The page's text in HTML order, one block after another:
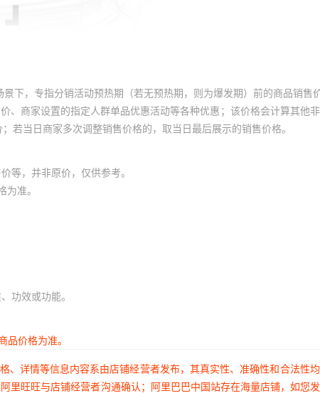
下，专指分销活动预热期（若无预热期，则为爆发期）前的商品销售
、商家设置的指定人群单品优惠活动等各种优惠；该价格会计算其他
当日商家多次调整销售价格的，取当日最后展示的销售价格。
等，并非原价，仅供参考。
准。
功效或功能。
价格为准。
详情等信息内容系由店铺经营者发布，其真实性、准确性和合法性
里旺旺与店铺经营者沟通确认；阿里巴巴中国站存在海量店铺，如您